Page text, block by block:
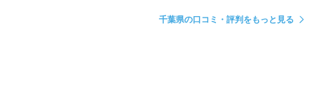
千葉県の口コミ・評判をもっと見る